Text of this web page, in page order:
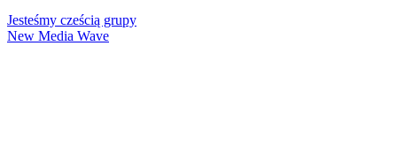
Jesteśmy cześcią grupy
New Media Wave